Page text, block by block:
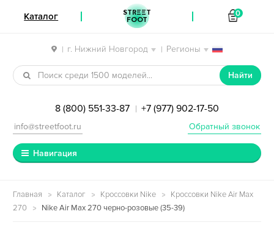
| г. Нижний Новгород | Регионы
Перейти к навигации
Перейти к содержимому
Найти
8 (800) 551-33-87 | +7 (977) 902-17-50
Обратный звонок
info@streetfoot.ru
Навигация
Главная Каталог Кроссовки Nike
Кроссовки Nike Air Max
270
Nike Air Max 270 черно-розовые (35-39)
Каталог STREET
FOOT
0